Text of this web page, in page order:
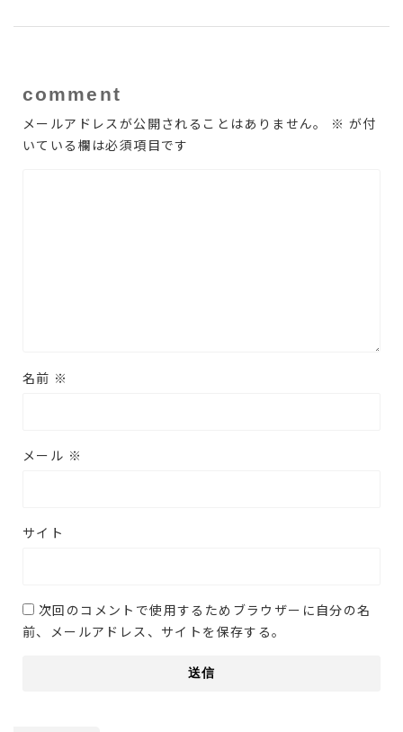
comment
メールアドレスが公開されることはありません。 ※ が付
いている欄は必須項目です
名前 ※
メール ※
サイト
次回のコメントで使用するためブラウザーに自分の名
前、メールアドレス、サイトを保存する。